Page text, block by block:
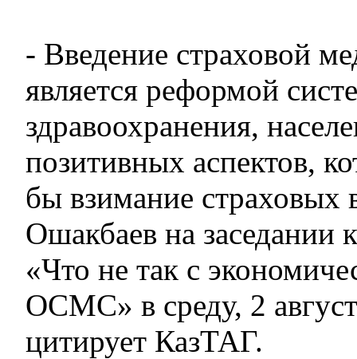
- Введение страховой
является реформой
здравоохранения,
позитивных аспектов,
бы взимание страховых
Ошакбаев на заседании
«Что не так с
ОСМС» в среду, 2
цитирует КазТАГ.